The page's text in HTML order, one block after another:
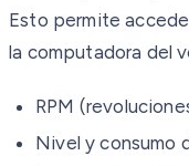
Esto permite
la computadora del
RPM
Nivel y consumo